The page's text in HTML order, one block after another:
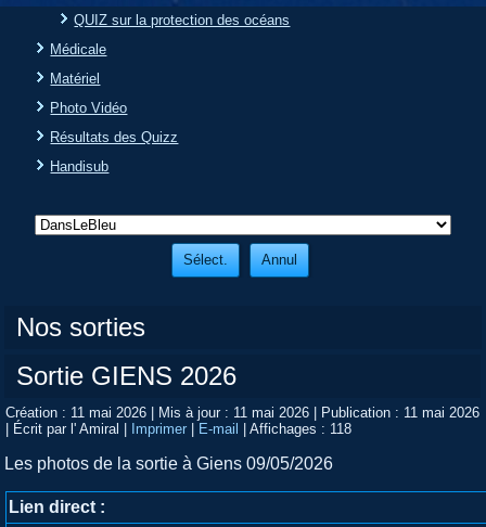
QUIZ sur la protection des océans
Médicale
Matériel
Photo Vidéo
Résultats des Quizz
Handisub
Nos sorties
Sortie GIENS 2026
Création : 11 mai 2026 | Mis à jour : 11 mai 2026 | Publication : 11 mai 2026
| Écrit par l' Amiral | Imprimer | E-mail |Affichages : 118
Les photos de la sortie à Giens 09/05/2026
Lien direct :